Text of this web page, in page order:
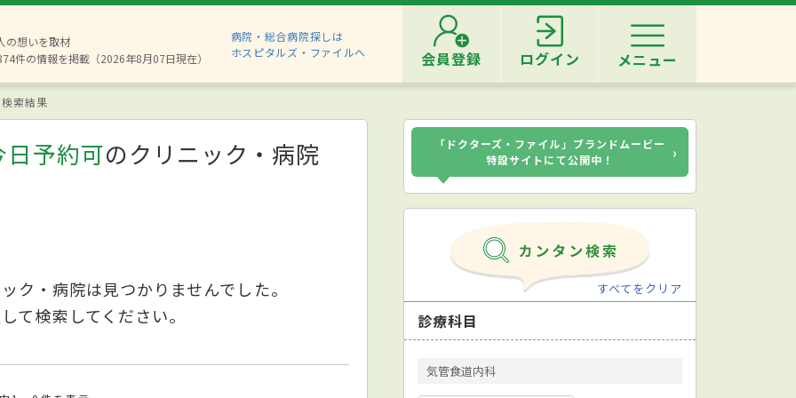
の想いを取材
件の情報を掲載（2026年8月07日現在）
病院・総合病院探しは
ホスピタルズ・ファイルへ
会員登録 ログイン メニュー
索結果
予約可のクリニック・病院
ク・病院は見つかりませんでした。
て検索してください。
「ドクターズ・ファイル」ブランドムービー
特設サイトにて公開中！
›
すべてをクリア
診療科目
気管食道内科